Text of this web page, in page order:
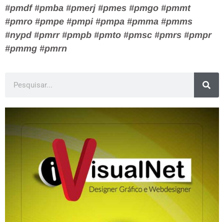
#pmdf #pmba #pmerj #pmes #pmgo #pmmt
#pmro #pmpe #pmpi #pmpa #pmma #pmms
#nypd #pmrr #pmpb #pmto #pmsc #pmrs #pmpr
#pmmg #pmrn